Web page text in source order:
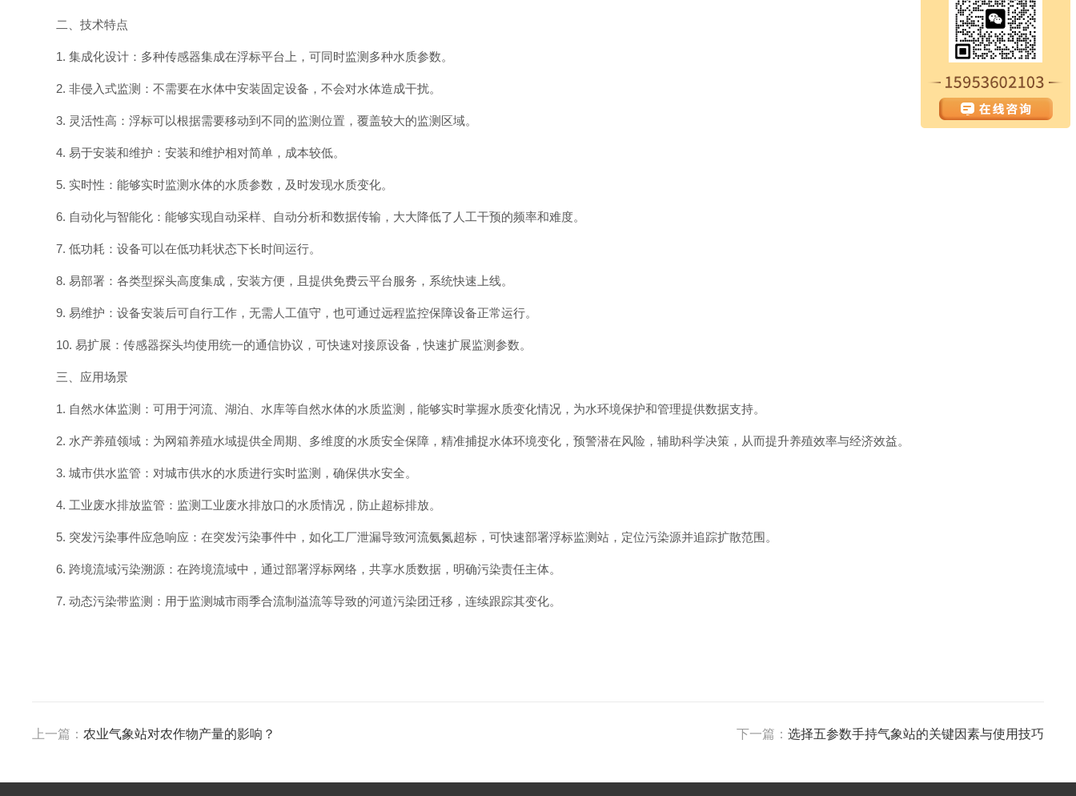
二、技术特点
1. 集成化设计：多种传感器集成在浮标平台上，可同时监测多种水质参数。
2. 非侵入式监测：不需要在水体中安装固定设备，不会对水体造成干扰。
3. 灵活性高：浮标可以根据需要移动到不同的监测位置，覆盖较大的监测区域。
4. 易于安装和维护：安装和维护相对简单，成本较低。
5. 实时性：能够实时监测水体的水质参数，及时发现水质变化。
6. 自动化与智能化：能够实现自动采样、自动分析和数据传输，大大降低了人工干预的频率和难度。
7. 低功耗：设备可以在低功耗状态下长时间运行。
8. 易部署：各类型探头高度集成，安装方便，且提供免费云平台服务，系统快速上线。
9. 易维护：设备安装后可自行工作，无需人工值守，也可通过远程监控保障设备正常运行。
10. 易扩展：传感器探头均使用统一的通信协议，可快速对接原设备，快速扩展监测参数。
三、应用场景
1. 自然水体监测：可用于河流、湖泊、水库等自然水体的水质监测，能够实时掌握水质变化情况，为水环境保护和管理提供数据支持。
2. 水产养殖领域：为网箱养殖水域提供全周期、多维度的水质安全保障，精准捕捉水体环境变化，预警潜在风险，辅助科学决策，从而提升养殖效率与经济效益。
3. 城市供水监管：对城市供水的水质进行实时监测，确保供水安全。
4. 工业废水排放监管：监测工业废水排放口的水质情况，防止超标排放。
5. 突发污染事件应急响应：在突发污染事件中，如化工厂泄漏导致河流氨氮超标，可快速部署浮标监测站，定位污染源并追踪扩散范围。
6. 跨境流域污染溯源：在跨境流域中，通过部署浮标网络，共享水质数据，明确污染责任主体。
7. 动态污染带监测：用于监测城市雨季合流制溢流等导致的河道污染团迁移，连续跟踪其变化。
上一篇：农业气象站对农作物产量的影响？ 下一篇： 选择五参数手持气象站的关键因素与使用技巧